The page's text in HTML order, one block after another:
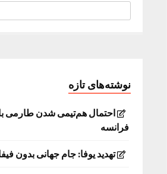
نوشته‌های تازه
احتمال هم‌تیمی شدن طارمی
فرانسه
تهدید یوفا: جام جهانی بدون